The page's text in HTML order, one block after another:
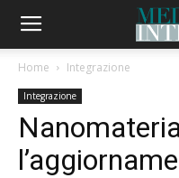
Home Integrazione
Integrazione